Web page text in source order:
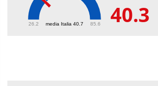
media Italia 40.7
26.2 85.6 40.3